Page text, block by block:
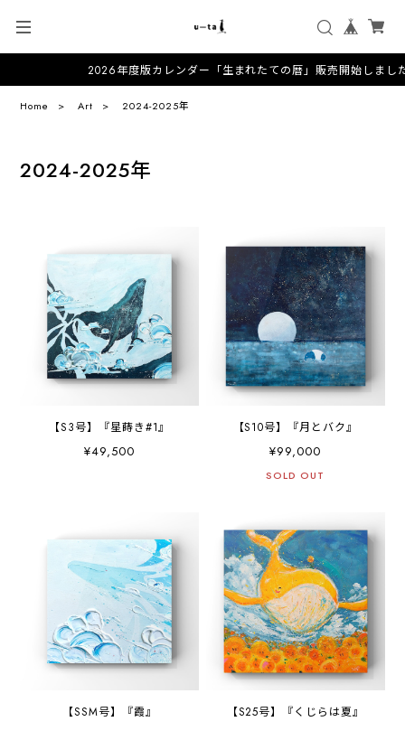
2026年度版カレンダー「生まれたての暦」販売開始しました！
Home Art 2024-2025年
2024-2025年
【S3号】『星蒔き#1』
¥49,500
【S10号】『月とバク』
¥99,000
SOLD OUT
【SSM号】『霞』 【S25号】『くじらは夏』